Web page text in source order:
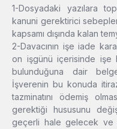
1-Dosyadaki yazılara
kanuni gerektirici
kapsamı dışında kalan
2-Davacının işe iade
on işgünü içerisinde işe
bulunduğuna dair
İşverenin bu konuda
tazminatını ödemiş
gerektiği hususunu
geçerli hale gelecek ve